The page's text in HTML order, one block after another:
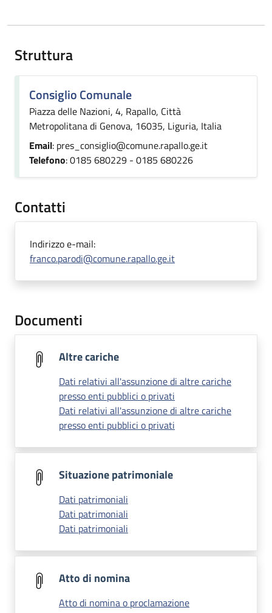
Struttura
Consiglio Comunale
Piazza delle Nazioni, 4, Rapallo, Città
Metropolitana di Genova, 16035, Liguria, Italia
Email: pres_consiglio@comune.rapallo.ge.it
Telefono: 0185 680229 - 0185 680226
Contatti
Indirizzo e-mail:
franco.parodi@comune.rapallo.ge.it
Documenti
Altre cariche
Dati relativi all'assunzione di altre cariche
presso enti pubblici o privati
Dati relativi all'assunzione di altre cariche
presso enti pubblici o privati
Situazione patrimoniale
Dati patrimoniali
Dati patrimoniali
Dati patrimoniali
Atto di nomina
Atto di nomina o proclamazione